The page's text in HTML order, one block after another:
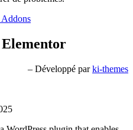
Addons
– Développé parki-themes